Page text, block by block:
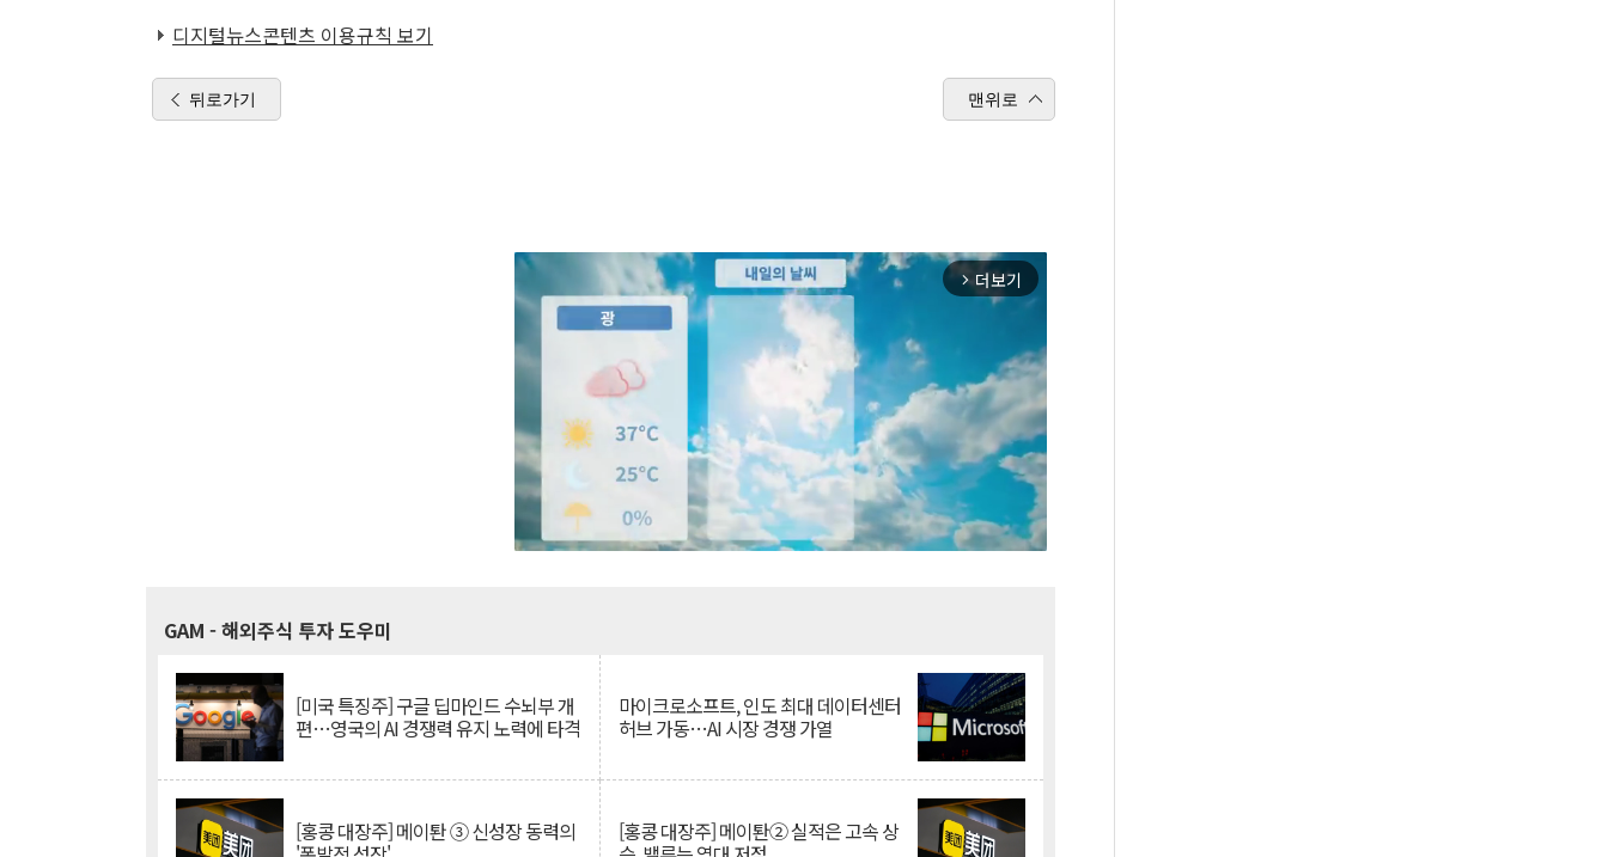
디지털뉴스콘텐츠 이용규칙 보기
뒤로가기 맨위로
arrow_forward_ios 더보기
GAM - 해외주식 투자 도우미
[미국 특징주] 구글 딥마인드 수뇌부 개
편…영국의 AI 경쟁력 유지 노력에 타격
마이크로소프트, 인도 최대 데이터센터
허브 가동…AI 시장 경쟁 가열
[홍콩 대장주] 메이퇀 ③ 신성장 동력의 [홍콩 대장주] 메이퇀② 실적은 고속 상